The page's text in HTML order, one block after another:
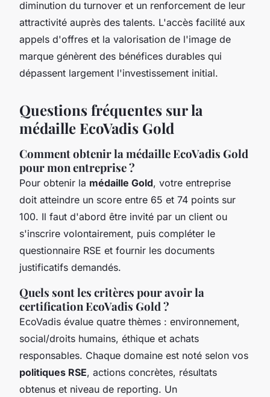
diminution du turnover et un renforcement de leur
attractivité auprès des talents. L'accès facilité aux
appels d'offres et la valorisation de l'image de
marque génèrent des bénéfices durables qui
dépassent largement l'investissement initial.
Questions fréquentes sur la
médaille EcoVadis Gold
Comment obtenir la médaille EcoVadis Gold
pour mon entreprise ?
Pour obtenir la médaille Gold, votre entreprise
doit atteindre un score entre 65 et 74 points sur
100. Il faut d'abord être invité par un client ou
s'inscrire volontairement, puis compléter le
questionnaire RSE et fournir les documents
justificatifs demandés.
Quels sont les critères pour avoir la
certification EcoVadis Gold ?
EcoVadis évalue quatre thèmes : environnement,
social/droits humains, éthique et achats
responsables. Chaque domaine est noté selon vos
politiques RSE, actions concrètes, résultats
obtenus et niveau de reporting. Un